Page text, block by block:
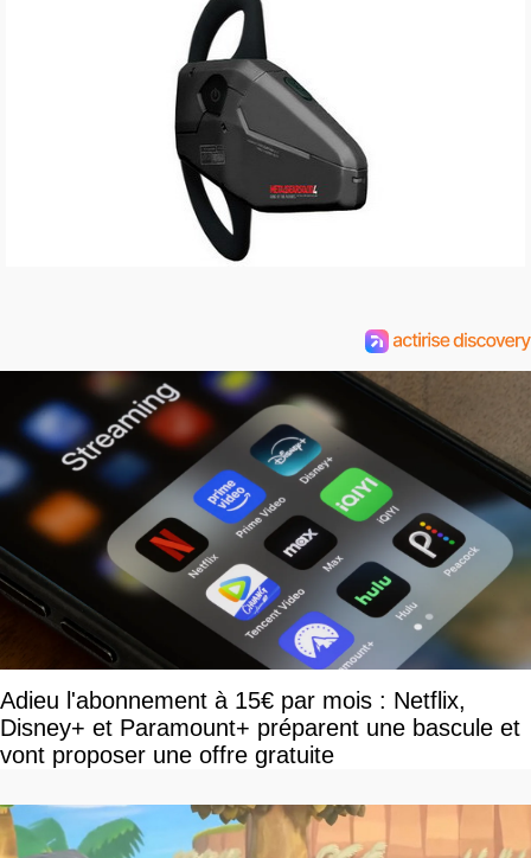
Adieu l'abonnement à 15€ par mois : Netflix,
Disney+ et Paramount+ préparent une bascule et
vont proposer une offre gratuite